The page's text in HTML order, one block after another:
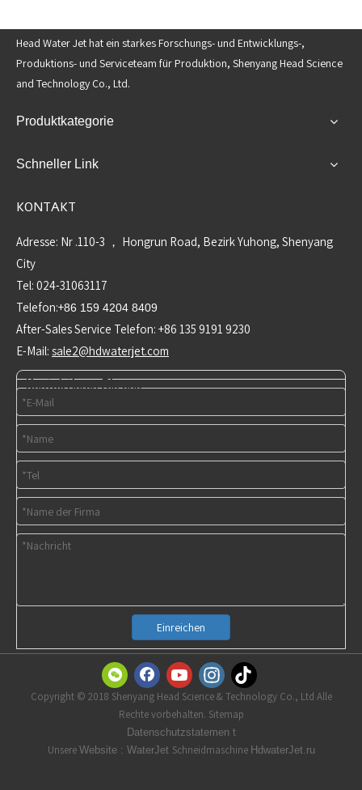
Head Water Jet hat ein starkes Forschungs- und Entwicklungs-,
Produktions- und Serviceteam für Produktion, Shenyang Head Science
and Technology Co., Ltd.
Produktkategorie
Schneller Link
KONTAKT
Adresse: Nr .110-3 ， Hongrun Road, Bezirk Yuhong, Shenyang
City
Tel: 024-31063117
Telefon:+86 159 4204 8409
After-Sales Service Telefon: +86 135 9191 9230
E-Mail: sale2@hdwaterjet.com
Kontaktieren Sie uns
Einreichen
Copyright © 2018 Shenyang Head Science & Technology Co., Ltd Alle
Rechte vorbehalten. Sitemap
Datenschutzstatemen t
Unsere Website : WaterJet Schneidmaschine HdwaterJet.ru